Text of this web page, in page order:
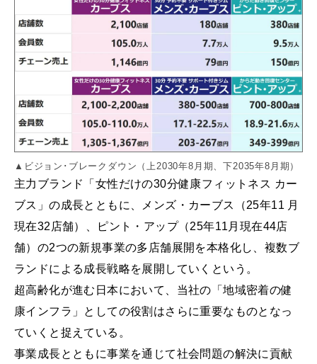
▲ビジョン･ブレークダウン（上2030年8月期、下2035年8月期）
主力ブランド「女性だけの30分健康フィットネス カー
ブス」の成⻑とともに、メンズ・カーブス（25年11 月
現在32店舗）、ピント・アップ（25年11月現在44店
舗）の2つの新規事業の多店舗展開を本格化し、複数ブ
ランドによる成⻑戦略を展開していくという。
超高齢化が進む日本において、当社の「地域密着の健
康インフラ」としての役割はさらに重要なものとなっ
ていくと捉えている。
事業成⻑とともに事業を通じて社会問題の解決に貢献